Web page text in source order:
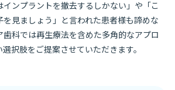
ンプラントを撤去するしかない」や「こ
見ましょう」と言われた患者様も諦めな
科では再生療法を含めた多角的なアプロ
択肢をご提案させていただきます。